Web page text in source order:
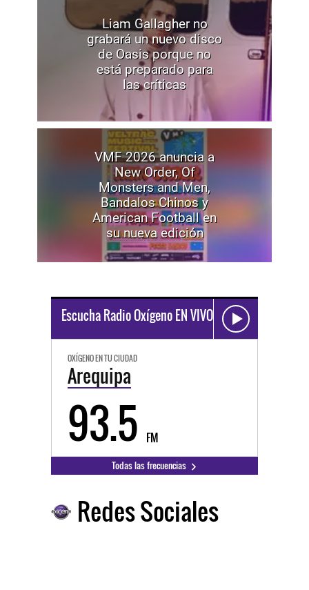
Liam Gallagher no
grabará un nuevo disco
de Oasis porque no
está preparado para
las críticas
VMF 2026 anuncia a
New Order, Of
Monsters and Men,
Bandalos Chinos y
American Football en
su nueva edición
Escucha Radio Oxígeno EN VIVO
OXÍGENO EN TU CIUDAD
Arequipa
93.5 FM
Todas las frecuencias
Redes Sociales